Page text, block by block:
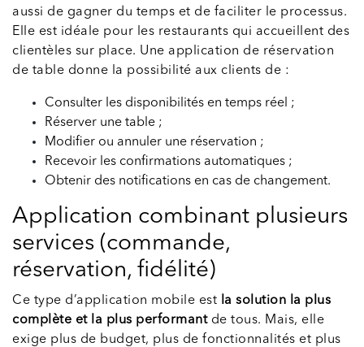
aussi de gagner du temps et de faciliter le processus.
Elle est idéale pour les restaurants qui accueillent des
clientèles sur place. Une application de réservation
de table donne la possibilité aux clients de :
Consulter les disponibilités en temps réel ;
Réserver une table ;
Modifier ou annuler une réservation ;
Recevoir les confirmations automatiques ;
Obtenir des notifications en cas de changement.
Application combinant plusieurs
services (commande,
réservation, fidélité)
Ce type d’application mobile est
la solution la plus
complète et la plus performantde tous. Mais, elle
exige plus de budget, plus de fonctionnalités et plus